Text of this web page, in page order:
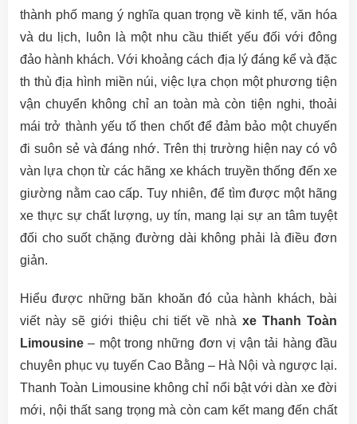
thành phố mang ý nghĩa quan trọng về kinh tế, văn hóa
và du lịch, luôn là một nhu cầu thiết yếu đối với đông
đảo hành khách. Với khoảng cách địa lý đáng kể và đặc
th thù địa hình miền núi, việc lựa chọn một phương tiện
vận chuyển không chỉ an toàn mà còn tiện nghi, thoải
mái trở thành yếu tố then chốt để đảm bảo một chuyến
đi suôn sẻ và đáng nhớ. Trên thị trường hiện nay có vô
vàn lựa chọn từ các hãng xe khách truyền thống đến xe
giường nằm cao cấp. Tuy nhiên, để tìm được một hãng
xe thực sự chất lượng, uy tín, mang lại sự an tâm tuyệt
đối cho suốt chặng đường dài không phải là điều đơn
giản.
Hiểu được những băn khoăn đó của hành khách, bài
viết này sẽ giới thiệu chi tiết về nhàxe Thanh Toàn
Limousine – một trong những đơn vị vận tải hàng đầu
chuyên phục vụ tuyến Cao Bằng – Hà Nội và ngược lại.
Thanh Toàn Limousine không chỉ nổi bật với dàn xe đời
mới, nội thất sang trọng mà còn cam kết mang đến chất